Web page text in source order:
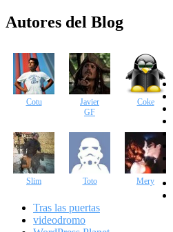
Autores del Blog
Cotu
Javier
GF
Coke
Slim Toto Mery
Tras las puertas
videodromo